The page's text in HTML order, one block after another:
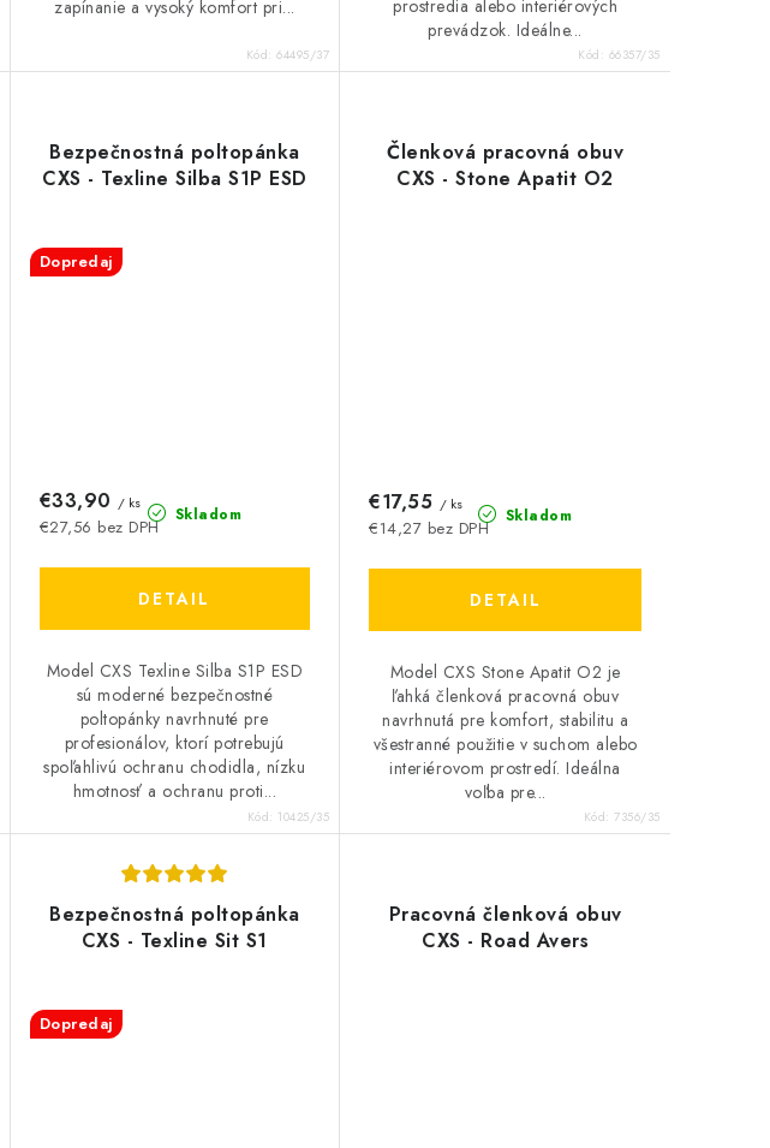
zapínanie a vysoký komfort pri...
Kód:64495/37
prostredia alebo interiérových
prevádzok. Ideálne...
Kód: 66357/35
Bezpečnostná poltopánka
CXS - Texline Silba S1P ESD
Dopredaj
Skladom
€27,56 bez DPH
€33,90 / ks
DETAIL
Model CXS Texline Silba S1P ESD
sú moderné bezpečnostné
poltopánky navrhnuté pre
profesionálov, ktorí potrebujú
spoľahlivú ochranu chodidla, nízku
hmotnosť a ochranu proti...
Kód: 10425/35
Členková pracovná obuv
CXS - Stone Apatit O2
Skladom
€14,27 bez DPH
€17,55 / ks
DETAIL
Model CXS Stone Apatit O2 je
ľahká členková pracovná obuv
navrhnutá pre komfort, stabilitu a
všestranné použitie v suchom alebo
interiérovom prostredí. Ideálna
voľba pre...
Kód:7356/35
Bezpečnostná poltopánka
CXS - Texline Sit S1
Dopredaj
Pracovná členková obuv
CXS - Road Avers